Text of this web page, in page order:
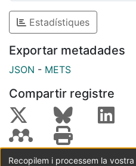
Estadístiques
Exportar metadades
JSON - METS
Compartir registre
Recopilem i processem la